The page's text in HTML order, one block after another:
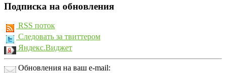
Подписка на обновления
RSS поток
Следовать за твиттером
Яндекс.Виджет
Обновления на ваш e-mail: